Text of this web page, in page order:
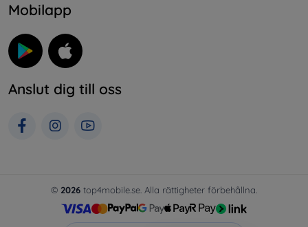
Mobilapp
Anslut dig till oss
© 2026 top4mobile.se. Alla rättigheter förbehållna.